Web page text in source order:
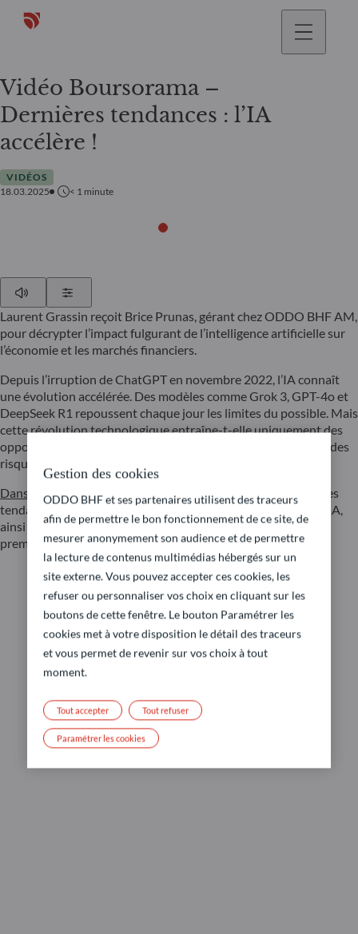
Vidéo Boursorama –
Dernières tendances : l’IA
accélère !
VIDÉOS
18.03.2025
< 1 minute
Laurent Grassin reçoit Brice Prunas, gérant chez ODDO BHF AM,
pour décrypter l’impact fulgurant de l’intelligence artificielle sur
l’économie et les marchés financiers.
Depuis l’irruption de ChatGPT en novembre 2022, l’IA connaît
une évolution accélérée. Des modèles comme Grok 3, GPT-4o et
DeepSeek R1 repoussent chaque jour les limites du possible. Mais
cette révolution technologique entraîne-t-elle uniquement des
opportunités d’investissement, ou doit-on aussi s’attendre à des
risques accrus pour les marchés ?
Dans cette vidéo, Brice Prunas
, co-gérant du fonds, analyse les
tendances récentes du marché, les défis et opportunités de l’IA,
ainsi que les secteurs qui, selon nous, pourraient profiter en
premier de cette transformation.
Gestion des cookies
ODDO BHF et ses partenaires utilisent des traceurs
afin de permettre le bon fonctionnement de ce site, de
mesurer anonymement son audience et de permettre
la lecture de contenus multimédias hébergés sur un
site externe. Vous pouvez accepter ces cookies, les
refuser ou personnaliser vos choix en cliquant sur les
boutons de cette fenêtre. Le bouton Paramétrer les
cookies met à votre disposition le détail des traceurs
et vous permet de revenir sur vos choix à tout
moment.
Tout refuser
Tout accepter
Paramétrer les cookies